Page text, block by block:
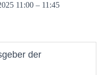
11:00 – 11:45
der